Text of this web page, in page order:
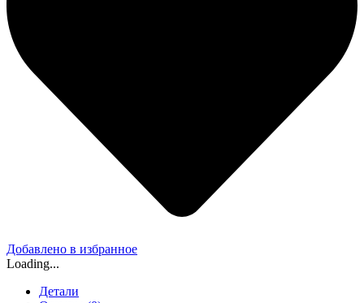
Добавлено в избранное
Loading...
Детали